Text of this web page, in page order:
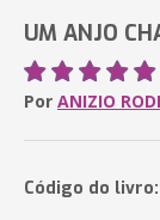
UM ANJO
Por ANIZIO
Código do